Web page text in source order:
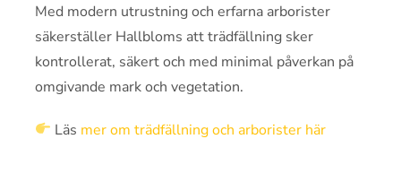
Med modern utrustning och erfarna arborister
säkerställer Hallbloms att trädfällning sker
kontrollerat, säkert och med minimal påverkan på
omgivande mark och vegetation.
Läs mer om trädfällning och arborister här